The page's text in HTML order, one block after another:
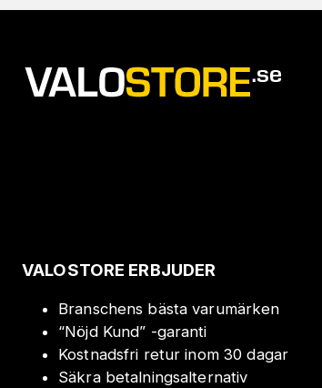
VALOSTORE ERBJUDER
Branschens bästa varumärken
“Nöjd Kund” -garanti
Kostnadsfri retur inom 30 dagar
Säkra betalningsalternativ